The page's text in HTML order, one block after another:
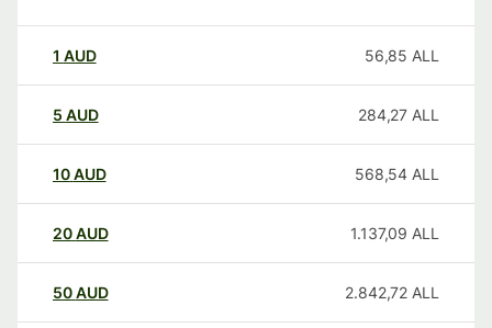
1 AUD 56,85 ALL
5 AUD 284,27 ALL
10AUD 568,54 ALL
20AUD 1.137,09 ALL
50AUD 2.842,72 ALL